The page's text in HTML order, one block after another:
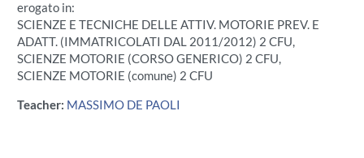
erogato in:
SCIENZE E TECNICHE DELLE ATTIV. MOTORIE PREV. E
ADATT. (IMMATRICOLATI DAL 2011/2012) 2 CFU,
SCIENZE MOTORIE (CORSO GENERICO) 2 CFU,
SCIENZE MOTORIE (comune) 2 CFU
Teacher: MASSIMO DE PAOLI